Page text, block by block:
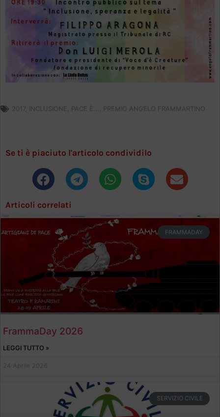
2017, INCLUSIONE PACE È... PREMIO ANGELO FRAMMARTINO
Se ti è piaciuto l'articolo condividilo
Articoli correlati
FRAMMADAY
FrammaDay 2026
LEGGI TUTTO »
24 Aprile 2026
SERVIZIO CIVILE